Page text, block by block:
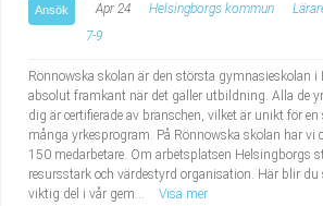
Ansök Apr 24 Helsingborgs kommun
7-9
Rönnowska skolan är den största gymnasieskolan
absolut framkant när det gäller utbildning. Alla de
dig är certifierade av branschen, vilket är unikt för en
många yrkesprogram. På Rönnowska skolan har vi
150 medarbetare. Om arbetsplatsen Helsingborgs
resursstark och värdestyrd organisation. Här blir du
viktig del i vår gem...
Visa mer